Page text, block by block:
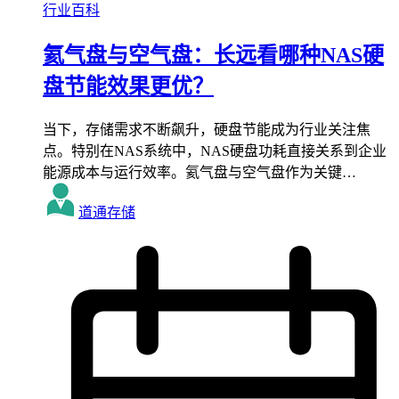
行业百科
氦气盘与空气盘：长远看哪种NAS硬
盘节能效果更优？
当下，存储需求不断飙升，硬盘节能成为行业关注焦
点。特别在NAS系统中，NAS硬盘功耗直接关系到企业
能源成本与运行效率。氦气盘与空气盘作为关键…
道通存储